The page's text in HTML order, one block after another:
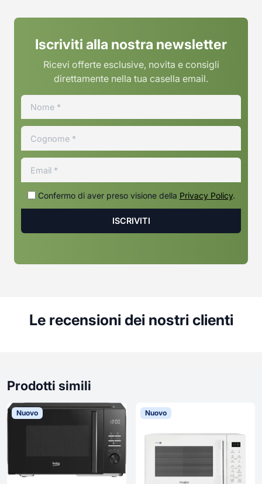
Iscriviti alla nostra newsletter
Ricevi offerte esclusive, novita e consigli
direttamente nella tua casella email.
Confermo di aver preso visione della Privacy Policy.
Le recensioni dei nostri clienti
Prodotti simili
Nuovo Nuovo